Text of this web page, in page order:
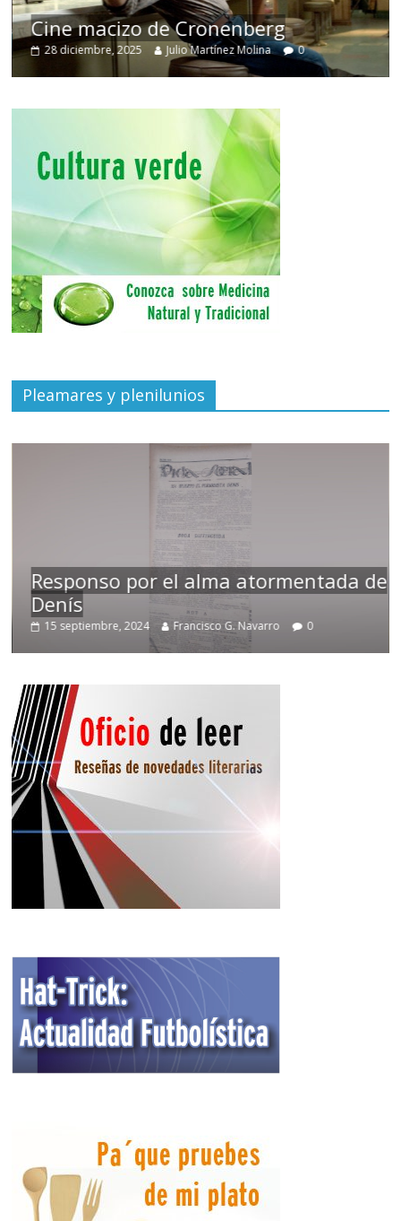
Cine macizo de Cronenberg
28 diciembre, 2025 Julio Martínez Molina 0
Pleamares y plenilunios
Responso por el alma atormentada de
Denís
15 septiembre, 2024 Francisco G. Navarro 0